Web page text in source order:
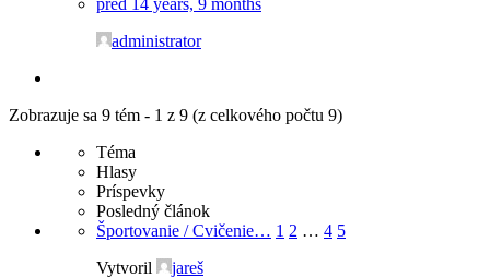
administrator
Zobrazuje sa 9 tém - 1 z 9 (z celkového počtu 9)
Téma
Hlasy
Príspevky
Posledný článok
Športovanie / Cvičenie… 1 2 … 4 5
Vytvoril
jareš